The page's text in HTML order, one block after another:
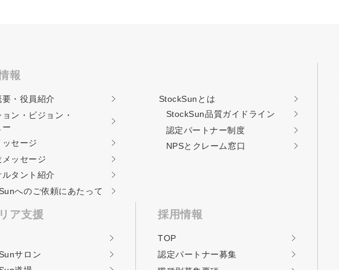
報
・役員紹介
ン・ビジョン・
ー
セージ
ッセージ
タント紹介
へのご依頼に あたって
StockSunとは
StockSun品質ガイド ライン
認定パートナー制度
NPSとクレーム窓口
ア支援
サロン
採用情報
TOP
認定パートナー募集